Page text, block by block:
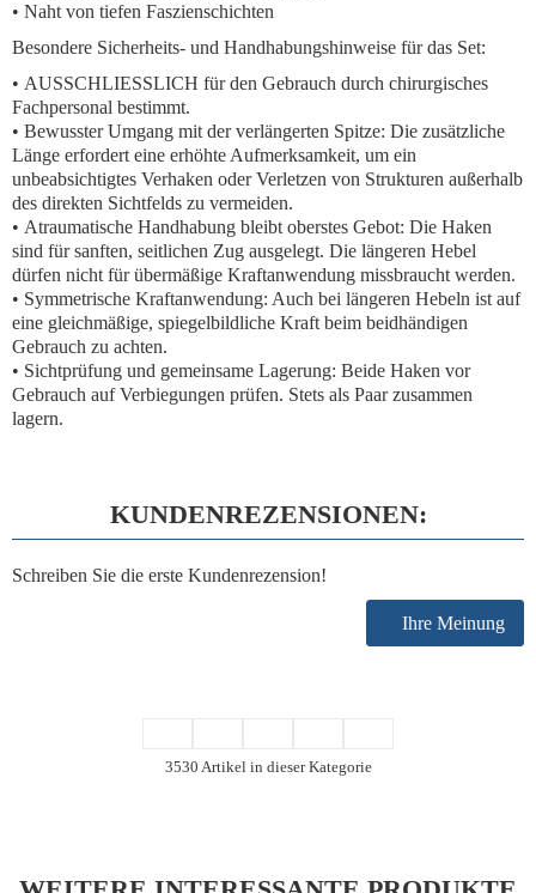
• Naht von tiefen Faszienschichten
Besondere Sicherheits- und Handhabungshinweise für das Set:
• AUSSCHLIESSLICH für den Gebrauch durch chirurgisches
Fachpersonal bestimmt.
• Bewusster Umgang mit der verlängerten Spitze: Die zusätzliche
Länge erfordert eine erhöhte Aufmerksamkeit, um ein
unbeabsichtigtes Verhaken oder Verletzen von Strukturen außerhalb
des direkten Sichtfelds zu vermeiden.
• Atraumatische Handhabung bleibt oberstes Gebot: Die Haken
sind fürsanften, seitlichen Zug ausgelegt. Die längeren Hebel
dürfen nicht für übermäßige Kraftanwendung missbraucht werden.
• Symmetrische Kraftanwendung: Auch bei längeren Hebeln ist auf
eine gleichmäßige, spiegelbildliche Kraft beim beidhändigen
Gebrauch zu achten.
• Sichtprüfung und gemeinsame Lagerung: Beide Haken vor
Gebrauch auf Verbiegungen prüfen. Stets als Paar zusammen
lagern.
KUNDENREZENSIONEN:
Schreiben Sie die erste Kundenrezension!
Ihre Meinung
3530 Artikel in dieser Kategorie